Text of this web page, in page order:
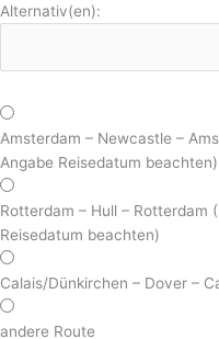
Alternativ(en):
Amsterdam – Newcastle –
Angabe Reisedatum beachten)
Rotterdam – Hull –
Reisedatum beachten)
Calais/Dünkirchen – Dover –
andere Route